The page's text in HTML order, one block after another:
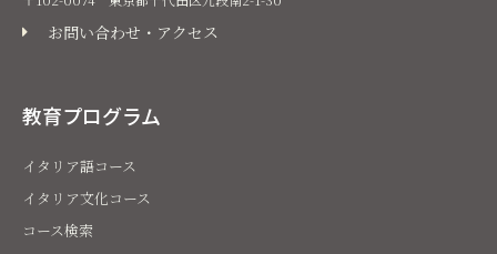
お問い合わせ・アクセス
教育プログラム
イタリア語コース
イタリア文化コース
コース検索